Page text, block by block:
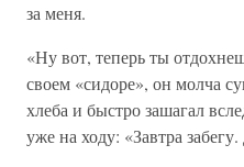
за меня.
«Ну вот, теперь ты
своем «сидоре», он молча
хлеба и быстро зашагал
уже на ходу: «Завтра